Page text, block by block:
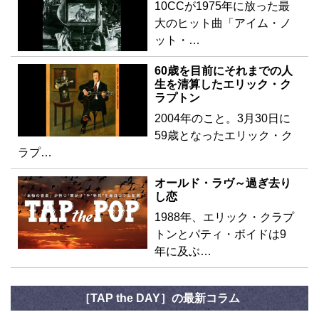
10CCが1975年に放った最
大のヒット曲「アイム・ノ
ット・…
60歳を目前にそれまでの人
生を清算したエリック・ク
ラプトン
2004年のこと。3月30日に
59歳となったエリック・ク
ラプ…
オールド・ラヴ～過ぎ去り
し恋
1988年、エリック・クラプ
トンとパティ・ボイドは9
年に及ぶ…
［TAP the DAY］の最新コラム